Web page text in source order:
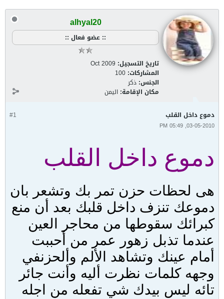
alhyal20
:: عضو فعال ::
تاريخ التسجيل: Oct 2009
المشاركات: 100
الجنس: ذكر
مكان الإقامة: اليمن
#1 دموع داخل القلب
03-05-2010, 05:49 PM
دموع داخل القلب
هى لحظات حزن تمر بك وتشعر بان
دموعك تنزف داخل قلبك بعد أن منع
كبرائك سقوطها من محاجر العين
عندما تذبل زهور عمر من أحببت
أمام عينك وتشاهد الألم وألحزنفي
وجهه كلمات نظرت أليه وأنت جائر
تائه ليس بيدك شي تفعله من اجله